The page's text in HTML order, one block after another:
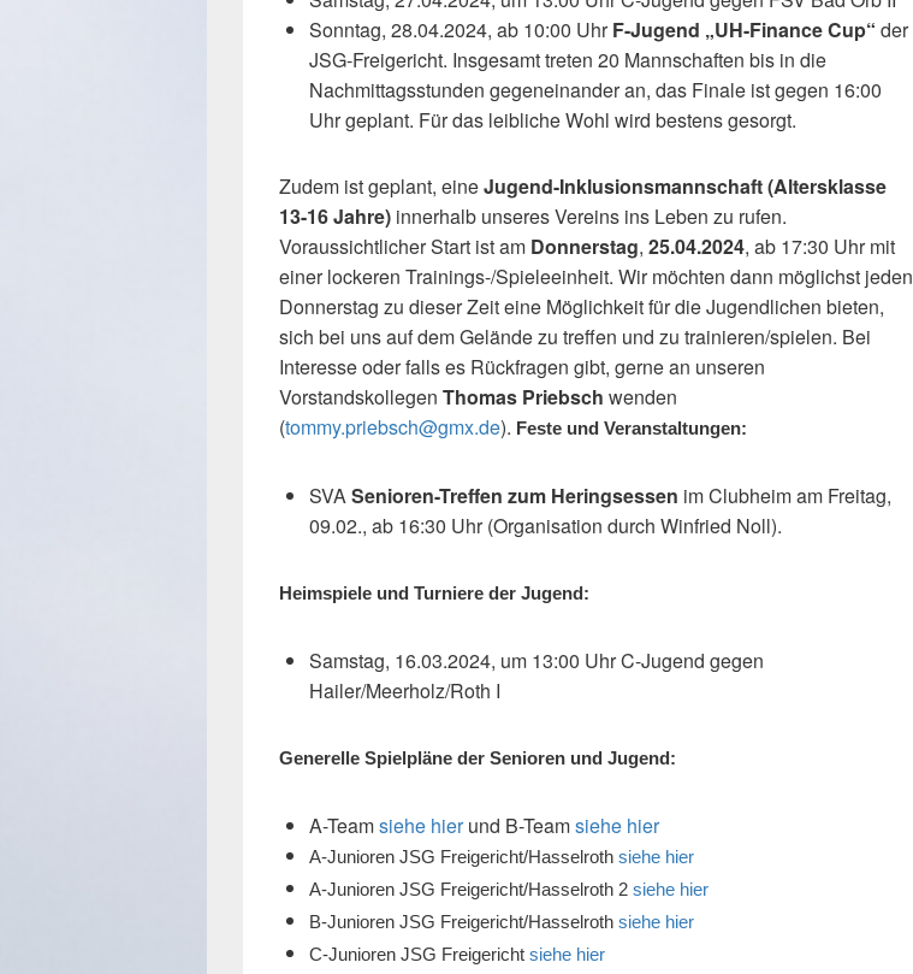
Sonntag, 28.04.2024, ab 10:00 UhrF-Jugend „UH-Finance Cup“ der
JSG-Freigericht. Insgesamt treten 20 Mannschaften bis in die
Nachmittagsstunden gegeneinander an, das Finale ist gegen 16:00
Uhr geplant. Für das leibliche Wohl wird bestens gesorgt.
Zudem ist geplant, eineJugend-Inklusionsmannschaft (Altersklasse
13-16 Jahre) innerhalb unseres Vereins ins Leben zu rufen.
Voraussichtlicher Start ist am Donnerstag, 25.04.2024, ab 17:30 Uhr mit
einer lockeren Trainings-/Spieleeinheit. Wir möchten dann möglichst jeden
Donnerstag zu dieser Zeit eine Möglichkeit für die Jugendlichen bieten,
sich bei uns auf dem Gelände zu treffen und zu trainieren/spielen. Bei
Interesse oder falls es Rückfragen gibt, gerne an unseren
Vorstandskollegen Thomas Priebsch wenden
(tommy.priebsch@gmx.de). Feste und Veranstaltungen:
SVASenioren-Treffen zum Heringsessen im Clubheim am Freitag,
09.02., ab 16:30 Uhr (Organisation durch Winfried Noll).
Heimspiele und Turniere der Jugend:
Samstag, 16.03.2024, um 13:00 Uhr C-Jugend gegen
Hailer/Meerholz/Roth I
Generelle Spielpläne der Senioren und Jugend:
A-Teamsiehe hierund B-Teamsiehe hier
A-Junioren JSG Freigericht/Hasselroth siehe hier
A-Junioren JSG Freigericht/Hasselroth 2 siehe hier
B-Junioren JSG Freigericht/Hasselroth siehe hier
C-Junioren JSG Freigericht siehe hier